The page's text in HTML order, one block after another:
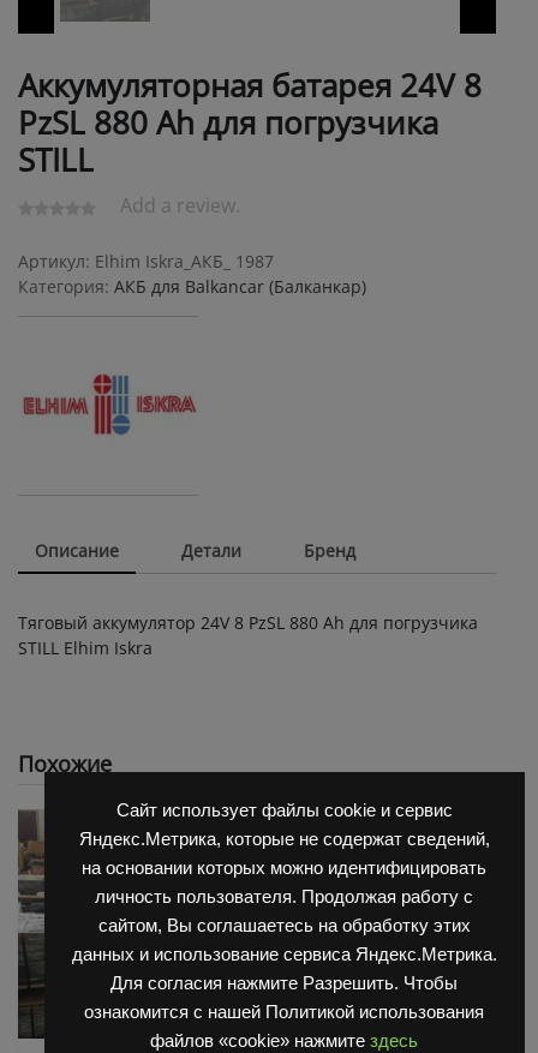
Сайт использует файлы cookie и сервис
Яндекс.Метрика, которые не содержат сведений,
на основании которых можно идентифицировать
личность пользователя. Продолжая работу с
сайтом, Вы соглашаетесь на обработку этих
данных и использование сервиса Яндекс.Метрика.
Для согласия нажмите Разрешить. Чтобы
ознакомится с нашей Политикой использования
файлов «cookie» нажмите здесь
Аккумуляторная батарея 24V 8
PzSL 880 Ah для погрузчика
STILL
Add a review.
Артикул: Elhim Iskra_АКБ_ 1987
Категория: АКБ для Balkanсar (Балканкар)
Описание Детали Бренд
Тяговый аккумулятор 24V 8 PzSL 880 Ah для погрузчика
STILL Elhim Iskra
Похожие